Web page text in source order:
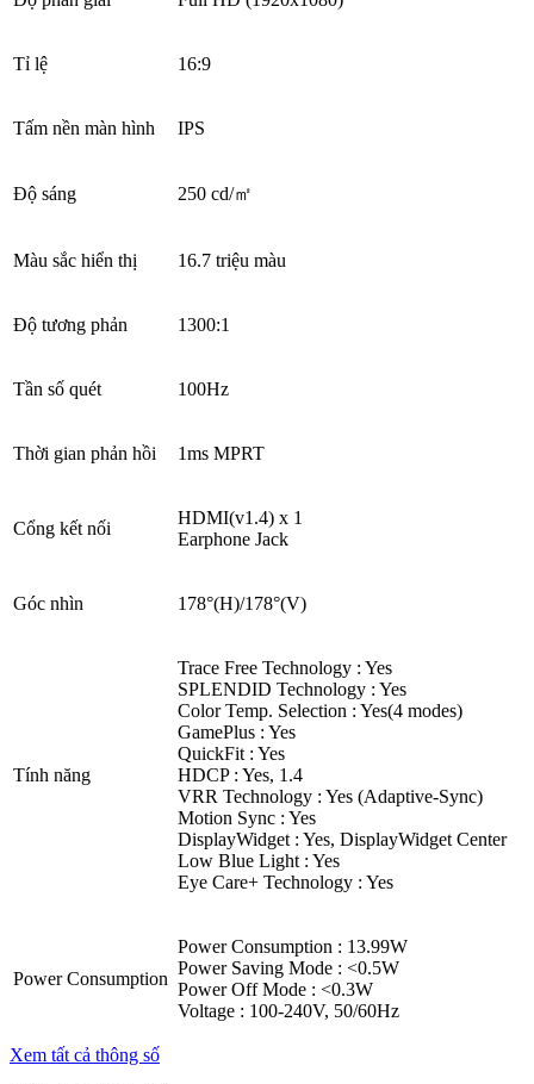
Tỉ lệ 16:9
Tấm nền màn hình IPS
Độ sáng 250 cd/㎡
Màu sắc hiển thị 16.7 triệu màu
Độ tương phản 1300:1
Tần số quét 100Hz
Thời gian phản hồi 1ms MPRT
Cổng kết nối
HDMI(v1.4) x 1
Earphone Jack
Góc nhìn 178°(H)/178°(V)
Tính năng
Trace Free Technology : Yes
SPLENDID Technology : Yes
Color Temp. Selection : Yes(4 modes)
GamePlus : Yes
QuickFit : Yes
HDCP : Yes, 1.4
VRR Technology : Yes (Adaptive-Sync)
Motion Sync : Yes
DisplayWidget : Yes, DisplayWidget Center
Low Blue Light : Yes
Eye Care+ Technology : Yes
Power Consumption
Power Consumption : 13.99W
Power Saving Mode : <0.5W
Power Off Mode : <0.3W
Voltage : 100-240V, 50/60Hz
Xem tất cả thông số